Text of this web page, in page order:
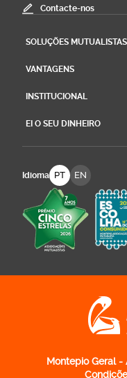
Contacte-nos
SOLUÇÕES MUTUALISTAS
VANTAGENS
INSTITUCIONAL
EI O SEU DINHEIRO
Idioma PT EN
Logo
Montepio Geral